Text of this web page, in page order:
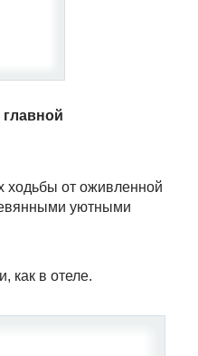
ходьбы от оживленной
уютными
как в отеле.